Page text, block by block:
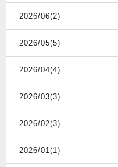
2026/06(2)
2026/05(5)
2026/04(4)
2026/03(3)
2026/02(3)
2026/01(1)